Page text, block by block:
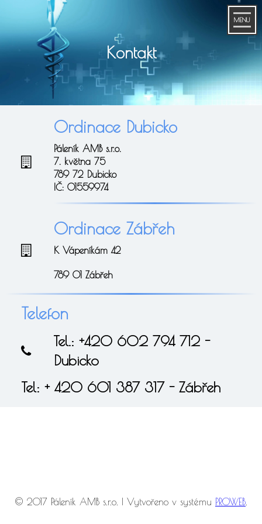
MENU
Kontakt
Ordinace Dubicko
Páleník AMB s.r.o.
7. května 75
789 72 Dubicko
IČ: 01559974
Ordinace Zábřeh
K Vápeníkám 42
789 01 Zábřeh
Telefon
Tel.: +420 602 794 712 -
Dubicko
Tel: + 420 601 387 317 - Zábřeh
© 2017 Páleník AMB s.r.o. | Vytvořeno v systému PROWEB